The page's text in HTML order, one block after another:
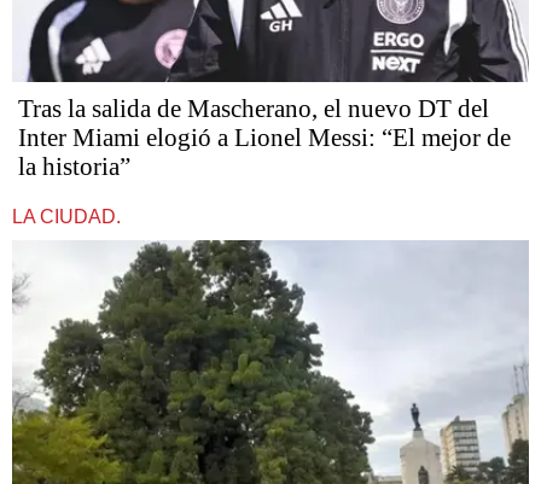
Tras la salida de Mascherano, el nuevo DT del
Inter Miami elogió a Lionel Messi: “El mejor de
la historia”
LA CIUDAD.